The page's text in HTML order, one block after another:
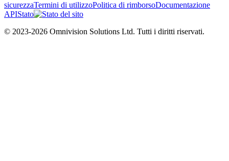
sicurezzaTermini di utilizzoPolitica di rimborsoDocumentazione
APIStato
© 2023-2026 Omnivision Solutions Ltd. Tutti i diritti riservati.